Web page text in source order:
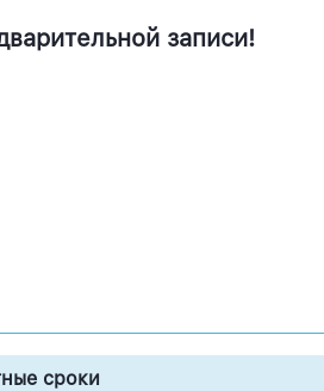
записи!
сроки